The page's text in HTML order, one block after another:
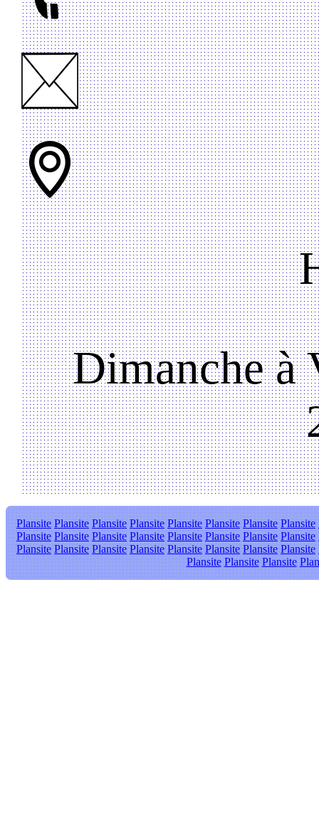
Dimanche à
Plansite Plansite Plansite Plansite Plansite Plansite Plansite Plansite
Plansite Plansite Plansite Plansite Plansite Plansite Plansite Plansite
Plansite Plansite Plansite Plansite Plansite Plansite Plansite Plansite
Plansite Plansite Plansite